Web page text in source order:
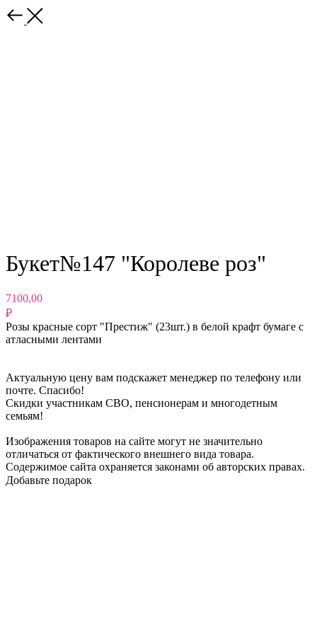
Назад
Букет№147 "Королеве роз"
7100,00
₽
Розы красные сорт "Престиж" (23шт.) в белой крафт бумаге с
атласными лентами
Актуальную цену вам подскажет менеджер по телефону или
почте. Спасибо!
Скидки участникам СВО, пенсионерам и многодетным
семьям!
Изображения товаров на сайте могут не значительно
отличаться от фактического внешнего вида товара.
Содержимое сайта охраняется законами об авторских правах.
Добавьте подарок